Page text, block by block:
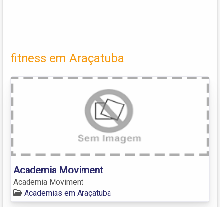
fitness em Araçatuba
Academia Moviment
Academia Moviment
Academias em Araçatuba